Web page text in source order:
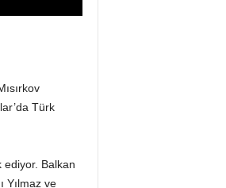
Türk
ediyor. Balkan
Yılmaz ve